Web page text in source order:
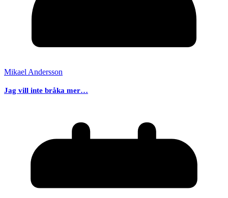
Mikael Andersson
Jag vill inte bråka mer…